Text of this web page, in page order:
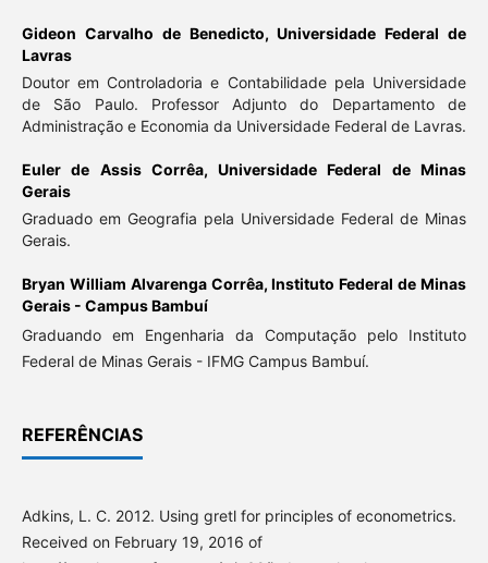
Gideon Carvalho de Benedicto,Universidade Federal de
Lavras
Doutor em Controladoria e Contabilidade pela Universidade
de São Paulo. Professor Adjunto do Departamento de
Administração e Economia da Universidade Federal de Lavras.
Euler de Assis Corrêa,Universidade Federal de Minas
Gerais
Graduado em Geografia pela Universidade Federal de Minas
Gerais.
Bryan William Alvarenga Corrêa,Instituto Federal de Minas
Gerais - Campus Bambuí
Graduando em Engenharia da Computação pelo Instituto
Federal de Minas Gerais - IFMG Campus Bambuí.
REFERÊNCIAS
Adkins, L. C. 2012. Using gretl for principles of econometrics.
Received on February 19, 2016 of